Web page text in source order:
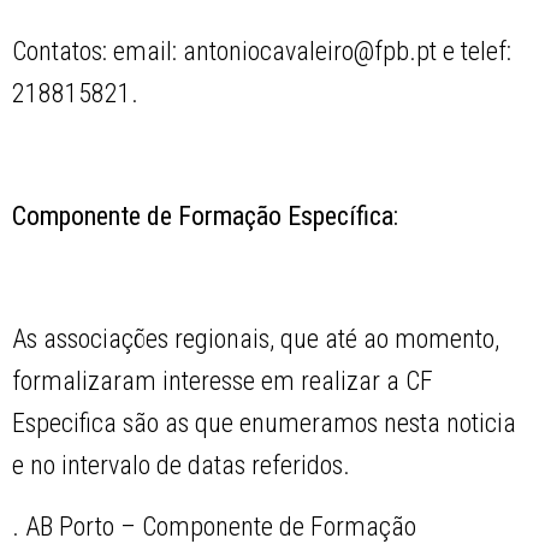
Contatos: email: antoniocavaleiro@fpb.pt e telef:
218815821.
Componente de Formação Específica:
As associações regionais, que até ao momento,
formalizaram interesse em realizar a CF
Especifica são as que enumeramos nesta noticia
e no intervalo de datas referidos.
. AB Porto – Componente de Formação